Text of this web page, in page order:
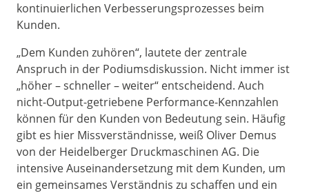
kontinuierlichen Verbesserungsprozesses beim
Kunden.
„Dem Kunden zuhören“, lautete der zentrale
Anspruch in der Podiumsdiskussion. Nicht immer ist
„höher – schneller – weiter“ entscheidend. Auch
nicht-Output-getriebene Performance-Kennzahlen
können für den Kunden von Bedeutung sein. Häufig
gibt es hier Missverständnisse, weiß Oliver Demus
von der Heidelberger Druckmaschinen AG. Die
intensive Auseinandersetzung mit dem Kunden, um
ein gemeinsames Verständnis zu schaffen und ein